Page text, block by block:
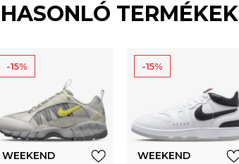
HASONLÓ TERMÉKEK
-15%
WEEKEND
-15%
WEEKEND